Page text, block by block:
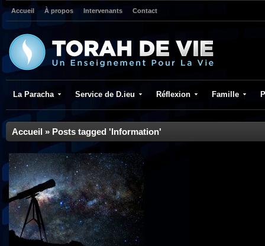
Accueil À propos Intervenants Contact
La Paracha Service de D.ieu Réflexion Famille
Accueil » Posts tagged 'Information'